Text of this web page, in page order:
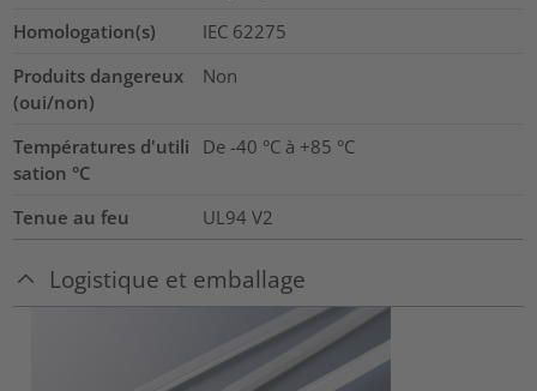
Homologation(s)
IEC 62275
Produits dangereux
(oui/non)
Non
Températures d'utili
sation °C
De -40 °C à +85 °C
Tenue au feu UL94 V2
Logistique et emballage